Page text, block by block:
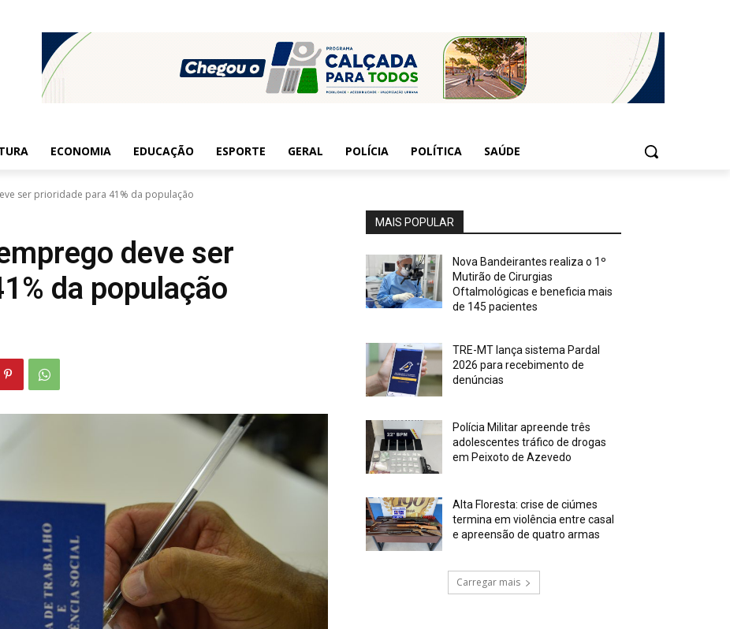
ECONOMIA EDUCAÇÃO ESPORTE GERAL POLÍCIA POLÍTICA SAÚDE
ser prioridade para 41% da população
deve ser
da população
MAIS POPULAR
Nova Bandeirantes realiza o 1º
Mutirão de Cirurgias
Oftalmológicas e beneficia mais
de 145 pacientes
TRE-MT lança sistema Pardal
2026 para recebimento de
denúncias
Polícia Militar apreende três
adolescentes tráfico de drogas
em Peixoto de Azevedo
Alta Floresta: crise de ciúmes
termina em violência entre casal
e apreensão de quatro armas
Carregar mais